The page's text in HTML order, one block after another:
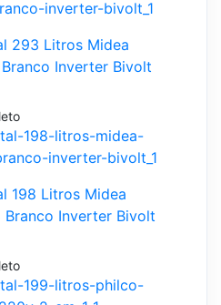
293 Litros Midea
Branco Inverter Bivolt
198 Litros Midea
Branco Inverter Bivolt